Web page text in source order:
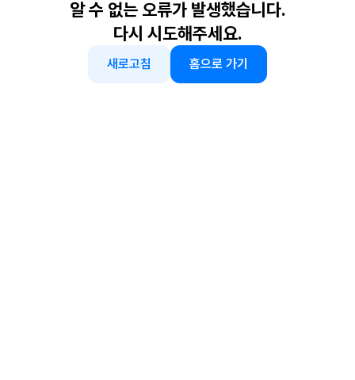
알 수 없는 오류가 발생했습니다.
다시 시도해주세요.
새로고침 홈으로 가기